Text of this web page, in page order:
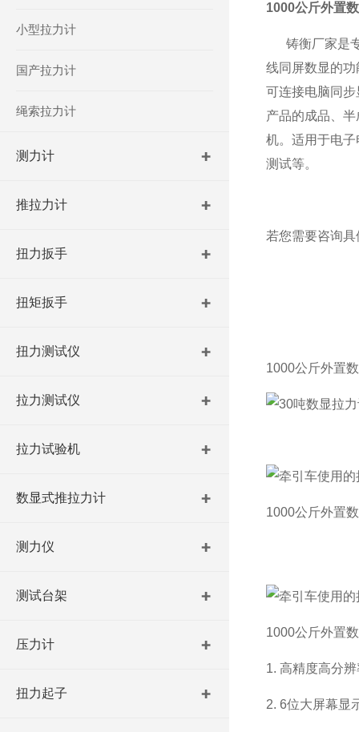
小型拉力计
国产拉力计
绳索拉力计
测力计
推拉力计
扭力扳手
扭矩扳手
扭力测试仪
拉力测试仪
拉力试验机
数显式推拉力计
测力仪
测试台架
压力计
扭力起子
1000公斤外置
铸衡厂家是
线同屏数显的功
可连接电脑同
产品的成品、
机。 适用于电
测试等。
若您需要咨询
1000公斤外置
1000公斤外置
1000公斤外置
1. 高精度高分
2. 6位大屏幕显